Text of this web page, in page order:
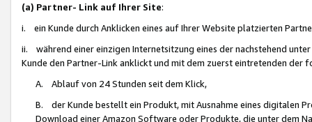
(a) Partner- Link auf Ihrer Site:
i. ein Kunde durch Anklicken eines auf Ihrer Website platzierten
ii. während einer einzigen Internetsitzung eines der nachstehend
Kunde den Partner-Link anklickt und mit dem zuerst eintretenden der
A. Ablauf von 24 Stunden seit dem Klick,
B. der Kunde bestellt ein Produkt, mit Ausnahme eines digitalen
Download einer Amazon Software oder Produkte, die unter dem